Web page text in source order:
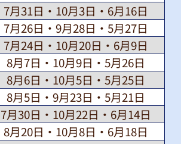
7月31日・10月3日・6月16日
7月26日・9月28日・5月27日
7月24日・10月20日・6月9日
8月7日・10月9日・5月26日
8月6日・10月5日・5月25日
8月5日・9月23日・5月21日
7月30日・10月22日・6月14日
8月20日・10月8日・6月18日